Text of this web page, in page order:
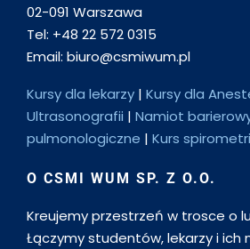
02-091 Warszawa
Tel: +48 22 572 0315
Email: biuro@csmiwum.pl
Kursy dla lekarzy | Kursy dla
Ultrasonografii | Namiot
pulmonologiczne | Kurs
O CSMI WUM SP. Z O.O.
Kreujemy przestrzeń w trosce o
Łączymy studentów, lekarzy i ich